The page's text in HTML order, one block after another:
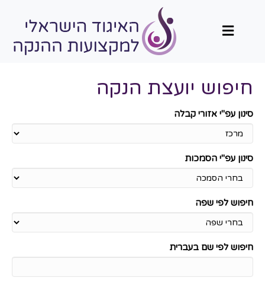
תפריט
חיפוש יועצת הנקה
סינון עפ"י אזורי קבלה
סינון עפ"י הסמכות
חיפוש לפי שפה
חיפוש לפי שם בעברית